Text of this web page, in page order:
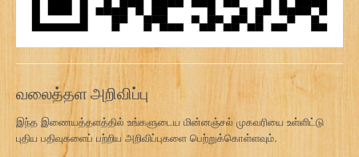
வலைத்தள அறிவிப்பு
இந்த இணையத்தளத்தில் உங்களுடைய மின்னஞ்சல் முகவரியை உள்ளிட்டு
புதிய பதிவுகளைப் பற்றிய அறிவிப்புகளை பெற்றுக்கொள்ளவும்.